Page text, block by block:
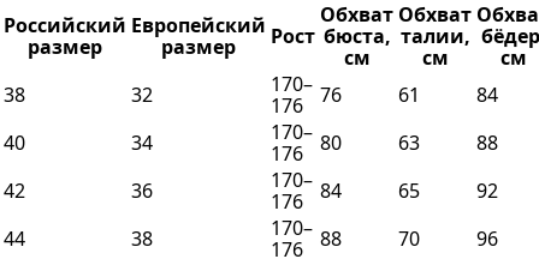
Российский
размер
Европейский
размер
Рост
Обхват
бюста,
см
Обхват
талии,
см
см
38
32
170–
176
76 61
84
40
34
170–
176
80 63
88
42
36
170–
176
84 65
92
44
38
170–
176
88 70
96